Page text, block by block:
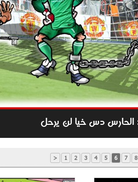
دس خيا لن يرحل
< 1 2 3 4 5 6 7 8